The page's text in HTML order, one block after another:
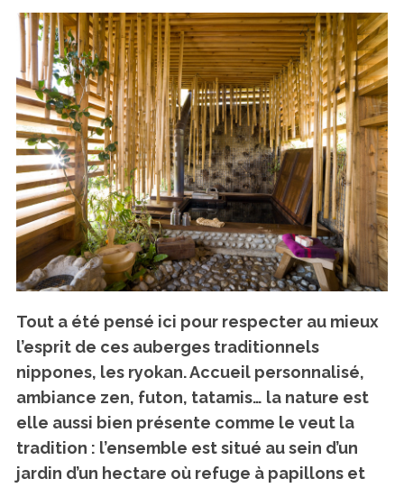
Tout a été pensé ici pour respecter au mieux
l’esprit de ces auberges traditionnels
nippones, les ryokan. Accueil personnalisé,
ambiance zen, futon, tatamis… la nature est
elle aussi bien présente comme le veut la
tradition : l’ensemble est situé au sein d’un
jardin d’un hectare où refuge à papillons et